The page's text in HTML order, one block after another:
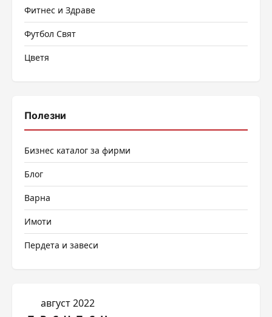
Фитнес и Здраве
Футбол Свят
Цветя
Полезни
Бизнес каталог за фирми
Блог
Варна
Имоти
Пердета и завеси
август 2022